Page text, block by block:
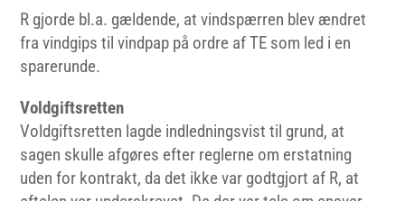
R gjorde bl.a. gældende, at vindspærren blev ændret
fra vindgips til vindpap på ordre af TE som led i en
sparerunde.
Voldgiftsretten
Voldgiftsretten lagde indledningsvist til grund, at
sagen skulle afgøres efter reglerne om erstatning
uden for kontrakt, da det ikke var godtgjort af R, at